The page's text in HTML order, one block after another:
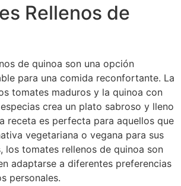
Rellenos de
de quinoa son una opción
para una comida reconfortante. La
tomates maduros y la quinoa con
crea un plato sabroso y lleno
receta es perfecta para aquellos que
vegetariana o vegana para sus
los tomates rellenos de quinoa son
adaptarse a diferentes preferencias
personales.